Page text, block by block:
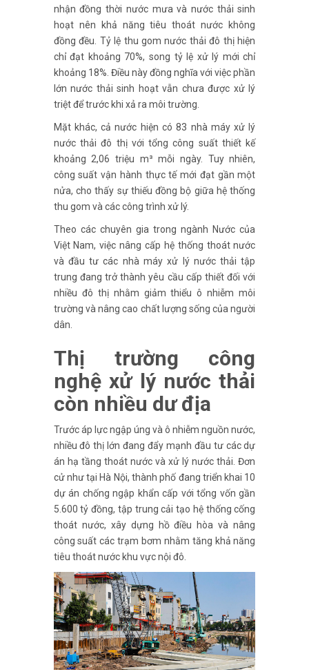
nhận đồng thời nước mưa và nước thải sinh
hoạt nên khả năng tiêu thoát nước không
đồng đều. Tỷ lệ thu gom nước thải đô thị hiện
chỉ đạt khoảng 70%, song tỷ lệ xử lý mới chỉ
khoảng 18%. Điều này đồng nghĩa với việc phần
lớn nước thải sinh hoạt vẫn chưa được xử lý
triệt để trước khi xả ra môi trường.
Mặt khác, cả nước hiện có 83 nhà máy xử lý
nước thải đô thị với tổng công suất thiết kế
khoảng 2,06 triệu m³ mỗi ngày. Tuy nhiên,
công suất vận hành thực tế mới đạt gần một
nửa, cho thấy sự thiếu đồng bộ giữa hệ thống
thu gom và các công trình xử lý.
Theo các chuyên gia trong ngành Nước của
Việt Nam, việc nâng cấp hệ thống thoát nước
và đầu tư các nhà máy xử lý nước thải tập
trung đang trở thành yêu cầu cấp thiết đối với
nhiều đô thị nhằm giảm thiểu ô nhiễm môi
trường và nâng cao chất lượng sống của người
dân.
Thị trường công
nghệ xử lý nước thải
còn nhiều dư địa
Trước áp lực ngập úng và ô nhiễm nguồn nước,
nhiều đô thị lớn đang đẩy mạnh đầu tư các dự
án hạ tầng thoát nước và xử lý nước thải. Đơn
cử như tại Hà Nội, thành phố đang triển khai 10
dự án chống ngập khẩn cấp với tổng vốn gần
5.600 tỷ đồng, tập trung cải tạo hệ thống cống
thoát nước, xây dựng hồ điều hòa và nâng
công suất các trạm bơm nhằm tăng khả năng
tiêu thoát nước khu vực nội đô.